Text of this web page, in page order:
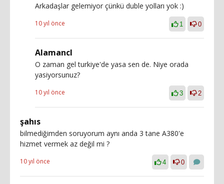
Arkadaşlar gelemiyor çünkü duble yolları yok :)
10 yıl önce 1 0
AlamancI
O zaman gel turkiye'de yasa sen de. Niye orada
yasiyorsunuz?
10 yıl önce 3 2
şahıs
bilmediğimden soruyorum aynı anda 3 tane A380'e
hizmet vermek az değil mi ?
10 yıl önce 4 0